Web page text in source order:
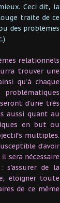
Ceci dit, la
traite de ce
des problèmes
relationnels
trouver une
qu’à chaque
d’une très
aussi quant au
en but ou
multiples.
d’avoir
sera nécessaire
de la
éloigner toute
de ce même